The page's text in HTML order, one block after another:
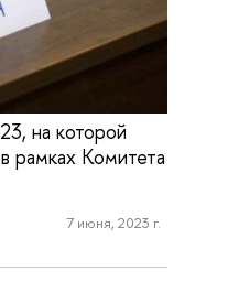
на которой
рамках Комитета
7 июня, 2023 г.